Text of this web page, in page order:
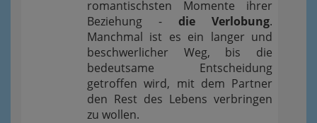
romantischsten Momente ihrer
Beziehung - die Verlobung.
Manchmal ist es ein langer und
beschwerlicher Weg, bis die
bedeutsame Entscheidung
getroffen wird, mit dem Partner
den Rest des Lebens verbringen
zu wollen.